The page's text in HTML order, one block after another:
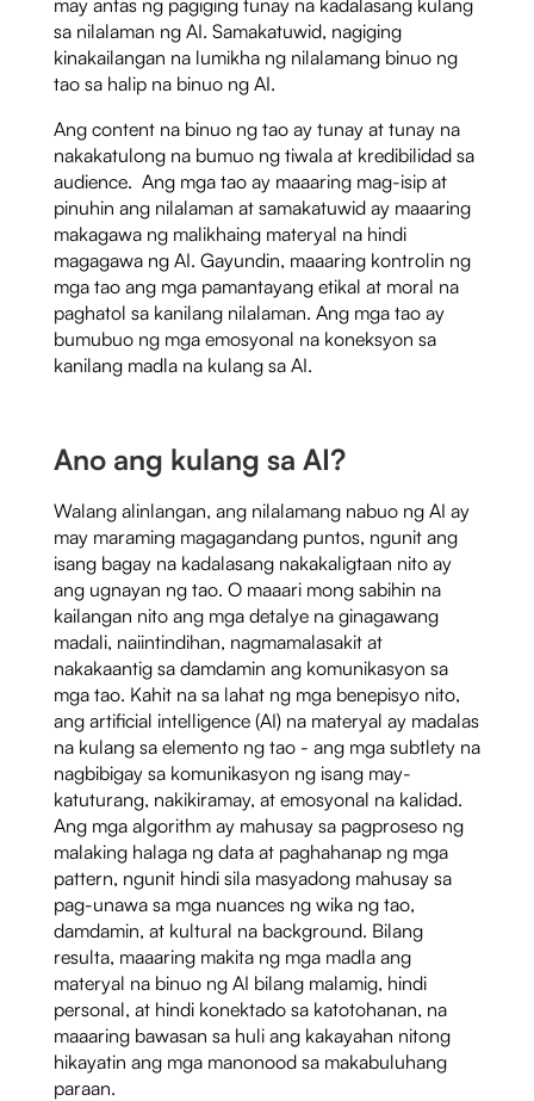
sa nilalaman ng AI. Samakatuwid, nagiging
kinakailangan na lumikha ng nilalamang binuo ng
tao sa halip na binuo ng AI.
Ang content na binuo ng tao ay tunay at tunay na
nakakatulong na bumuo ng tiwala at kredibilidad sa
audience. Ang mga tao ay maaaring mag-isip at
pinuhin ang nilalaman at samakatuwid ay maaaring
makagawa ng malikhaing materyal na hindi
magagawa ng AI. Gayundin, maaaring kontrolin ng
mga tao ang mga pamantayang etikal at moral na
paghatol sa kanilang nilalaman. Ang mga tao ay
bumubuo ng mga emosyonal na koneksyon sa
kanilang madla na kulang sa AI.
Ano ang kulang sa AI?
Walang alinlangan, ang nilalamang nabuo ng AI ay
may maraming magagandang puntos, ngunit ang
isang bagay na kadalasang nakakaligtaan nito ay
ang ugnayan ng tao. O maaari mong sabihin na
kailangan nito ang mga detalye na ginagawang
madali, naiintindihan, nagmamalasakit at
nakakaantig sa damdamin ang komunikasyon sa
mga tao. Kahit na sa lahat ng mga benepisyo nito,
ang artificial intelligence (AI) na materyal ay madalas
na kulang sa elemento ng tao - ang mga subtlety na
nagbibigay sa komunikasyon ng isang may-
katuturang, nakikiramay, at emosyonal na kalidad.
Ang mga algorithm ay mahusay sa pagproseso ng
malaking halaga ng data at paghahanap ng mga
pattern, ngunit hindi sila masyadong mahusay sa
pag-unawa sa mga nuances ng wika ng tao,
damdamin, at kultural na background. Bilang
resulta, maaaring makita ng mga madla ang
materyal na binuo ng AI bilang malamig, hindi
personal, at hindi konektado sa katotohanan, na
maaaring bawasan sa huli ang kakayahan nitong
hikayatin ang mga manonood sa makabuluhang
paraan.